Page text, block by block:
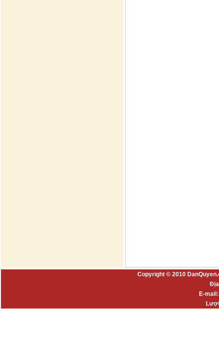
Copyright © 2010
E-